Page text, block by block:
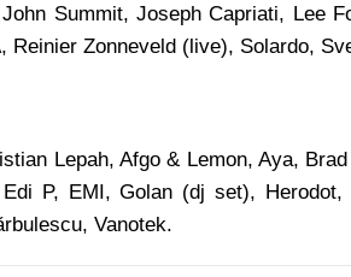
Summit, Joseph Capriati, Lee
Reinier Zonneveld (live), Solardo,
Lepah, Afgo & Lemon, Aya,
P, EMI, Golan (dj set), Herodot,
Vanotek.